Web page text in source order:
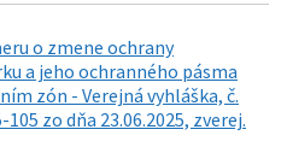
o zmene ochrany
a jeho ochranného pásma
zón - Verejná vyhláška, č.
zo dňa 23.06.2025, zverej.